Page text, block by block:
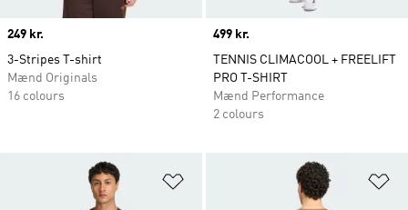
Price
249 kr.
3-Stripes T-shirt
Mænd Originals
16 colours
Price
499 kr.
TENNIS CLIMACOOL + FREELIFT
PRO T-SHIRT
Mænd Performance
2 colours